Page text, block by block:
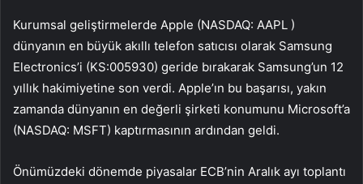
Kurumsal geliştirmelerde Apple (NASDAQ: AAPL )
dünyanın en büyük akıllı telefon satıcısı olarak Samsung
Electronics’i (KS:005930) geride bırakarak Samsung’un 12
yıllık hakimiyetine son verdi. Apple’ın bu başarısı, yakın
zamanda dünyanın en değerli şirketi konumunu Microsoft’a
(NASDAQ: MSFT) kaptırmasının ardından geldi.
Önümüzdeki dönemde piyasalar ECB’nin Aralık ayı toplantı